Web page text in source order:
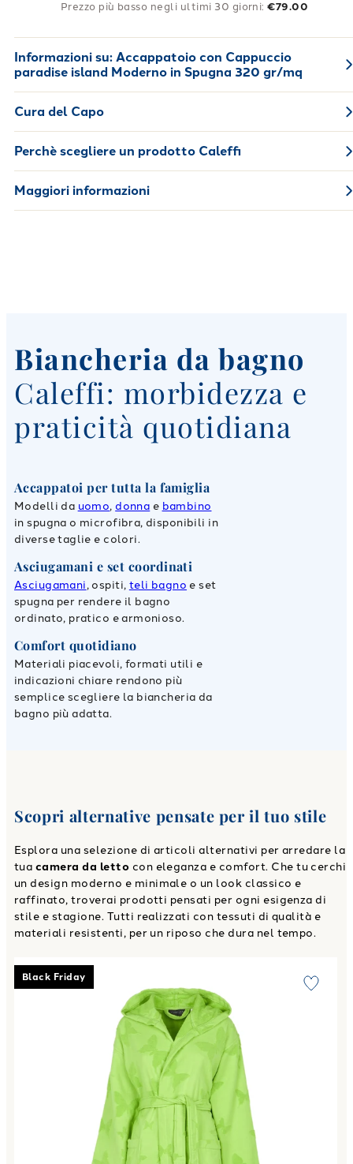
Prezzo più basso negli ultimi 30 giorni: €79.00
Informazioni su: Accappatoio con Cappuccio
paradise island Moderno in Spugna 320 gr/mq
Cura del Capo
Perchè scegliere un prodotto Caleffi
Maggiori informazioni
Biancheria da bagno
Caleffi: morbidezza e
praticità quotidiana
Accappatoi per tutta la famiglia
Modelli da uomo,donna e bambino
in spugna o microfibra, disponibili in
diverse taglie e colori.
Asciugamani e set coordinati
Asciugamani, ospiti, teli bagno e set
spugna per rendere il bagno
ordinato, pratico e armonioso.
Comfort quotidiano
Materiali piacevoli, formati utili e
indicazioni chiare rendono più
semplice scegliere la biancheria da
bagno più adatta.
Scopri alternative pensate per il tuo stile
Esplora una selezione di articoli alternativi per arredare la
tua camera da letto con eleganza e comfort. Che tu cerchi
un design moderno e minimale o un look classico e
raffinato, troverai prodotti pensati per ogni esigenza di
stile e stagione. Tutti realizzati con tessuti di qualità e
materiali resistenti, per un riposo che dura nel tempo.
Link to "Accappatoio con Cappuccio in Spugna Dreamland
Black Friday